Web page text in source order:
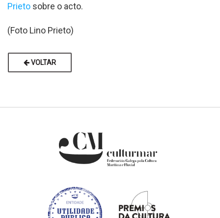
Prieto sobre o acto.
(Foto Lino Prieto)
VOLTAR